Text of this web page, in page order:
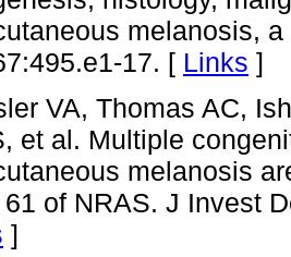
melanosis,
17. [ Links ]
VA, Thomas AC,
et al. Multiple
melanosis
of NRAS. J Invest
]